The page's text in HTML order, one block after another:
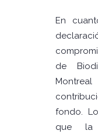
En
de
fondo.
que la